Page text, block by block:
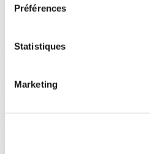
Préférences
Statistiques
Marketing